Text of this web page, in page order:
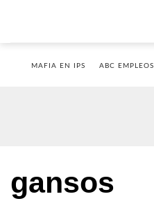
MAFIA EN IPS ABC EMPLEOS
gansos